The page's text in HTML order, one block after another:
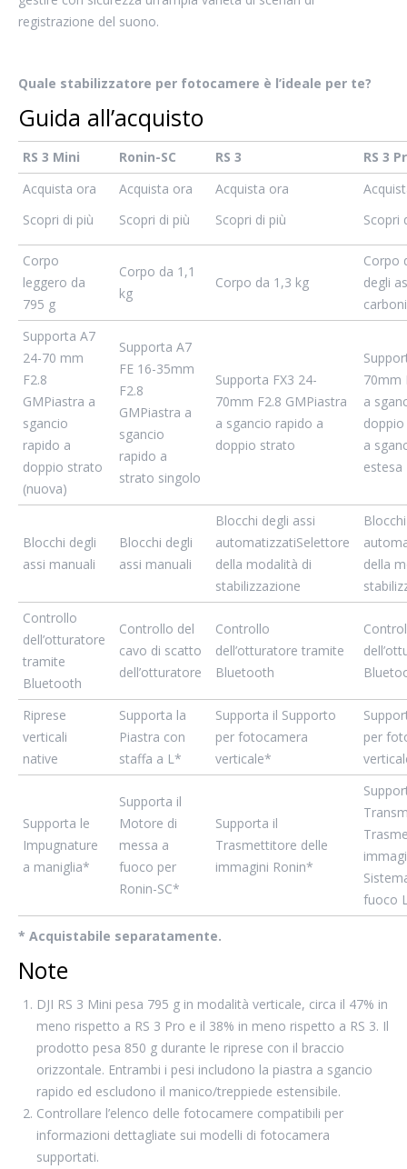
registrazione del suono.
Quale stabilizzatore per fotocamere è l’ideale per te?
Guida all’acquisto
RS 3 Mini Ronin-SC RS 3
RS 3
Acquista ora
Scopri di più
Acquista ora
Scopri di più
Acquista ora
Scopri di più
Scopri
Corpo
leggero da
795 g
Corpo da 1,1
kg
Corpo da 1,3 kg
Corpo
degli
Supporta A7
24-70 mm
F2.8
GMPiastra a
sgancio
rapido a
doppio strato
(nuova)
Supporta A7
FE 16-35mm
F2.8
GMPiastra a
sgancio
rapido a
strato singolo
Supporta FX3 24-
70mm F2.8 GMPiastra
a sgancio rapido a
doppio strato
70mm
a
a
estesa
Blocchi degli
assi manuali
Blocchi degli
assi manuali
Blocchi degli assi
automatizzatiSelettore
della modalità di
stabilizzazione
della
Controllo
dell’otturatore
tramite
Bluetooth
Controllo del
cavo di scatto
dell’otturatore
Controllo
dell’otturatore tramite
Bluetooth
Riprese
verticali
native
Supporta la
Piastra con
staffa a L*
Supporta il Supporto
per fotocamera
verticale*
per
Supporta le
Impugnature
a maniglia*
Supporta il
Motore di
messa a
fuoco per
Ronin-SC*
Supporta il
Trasmettitore delle
immagini Ronin*
fuoco
* Acquistabile separatamente.
Note
DJI RS 3 Mini pesa 795 g in modalità verticale, circa il 47% in
meno rispetto a RS 3 Pro e il 38% in meno rispetto a RS 3. Il
prodotto pesa 850 g durante le riprese con il braccio
orizzontale. Entrambi i pesi includono la piastra a sgancio
rapido ed escludono il manico/treppiede estensibile.
Controllare l’elenco delle fotocamere compatibili per
informazioni dettagliate sui modelli di fotocamera
supportati.